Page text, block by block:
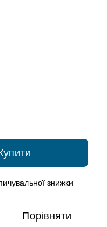
знижки
Порівняти